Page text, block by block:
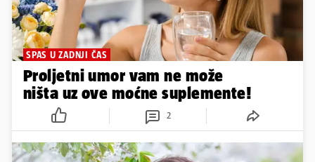
SPAS U ZADNJI ČAS
Proljetni umor vam ne može
ništa uz ove moćne suplemente!
2